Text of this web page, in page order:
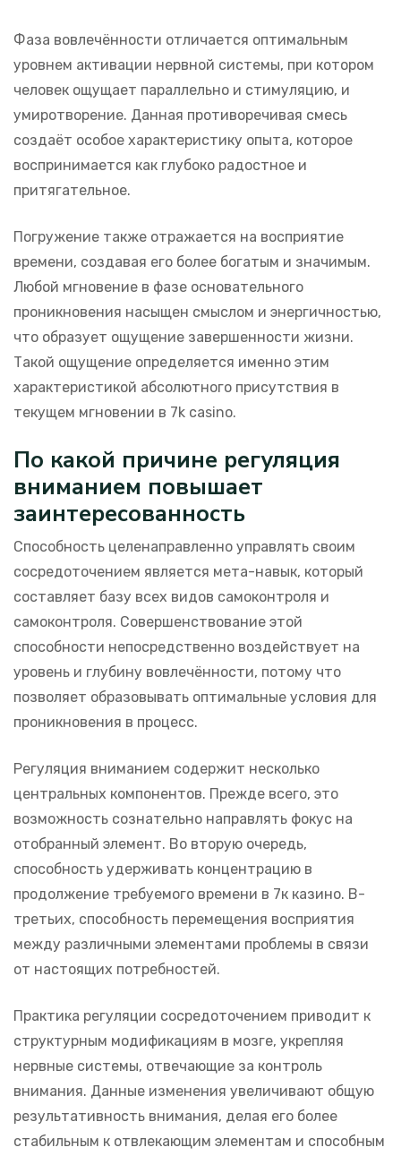
Фаза вовлечённости отличается оптимальным
уровнем активации нервной системы, при котором
человек ощущает параллельно и стимуляцию, и
умиротворение. Данная противоречивая смесь
создаёт особое характеристику опыта, которое
воспринимается как глубоко радостное и
притягательное.
Погружение также отражается на восприятие
времени, создавая его более богатым и значимым.
Любой мгновение в фазе основательного
проникновения насыщен смыслом и энергичностью,
что образует ощущение завершенности жизни.
Такой ощущение определяется именно этим
характеристикой абсолютного присутствия в
текущем мгновении в 7k casino.
По какой причине регуляция
вниманием повышает
заинтересованность
Способность целенаправленно управлять своим
сосредоточением является мета-навык, который
составляет базу всех видов самоконтроля и
самоконтроля. Совершенствование этой
способности непосредственно воздействует на
уровень и глубину вовлечённости, потому что
позволяет образовывать оптимальные условия для
проникновения в процесс.
Регуляция вниманием содержит несколько
центральных компонентов. Прежде всего, это
возможность сознательно направлять фокус на
отобранный элемент. Во вторую очередь,
способность удерживать концентрацию в
продолжение требуемого времени в 7к казино. В-
третьих, способность перемещения восприятия
между различными элементами проблемы в связи
от настоящих потребностей.
Практика регуляции сосредоточением приводит к
структурным модификациям в мозге, укрепляя
нервные системы, отвечающие за контроль
внимания. Данные изменения увеличивают общую
результативность внимания, делая его более
стабильным к отвлекающим элементам и способным